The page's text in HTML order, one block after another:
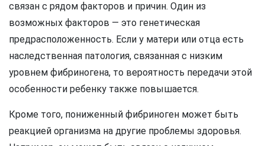
связан с рядом факторов и причин. Один из
возможных факторов — это генетическая
предрасположенность. Если у матери или отца есть
наследственная патология, связанная с низким
уровнем фибриногена, то вероятность передачи этой
особенности ребенку также повышается.
Кроме того, пониженный фибриноген может быть
реакцией организма на другие проблемы здоровья.